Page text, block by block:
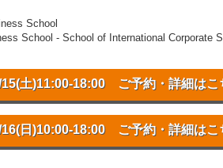
School
School - School of International Corporate
15(土)11:00-18:00 ご予約・詳細はこ
16(日)10:00-18:00 ご予約・詳細はこ